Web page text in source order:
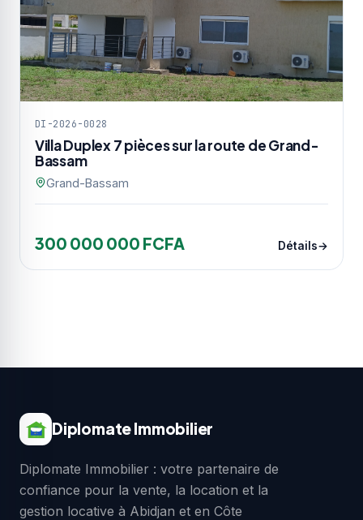
DI-2026-0028
Villa Duplex 7 pièces sur la route de Grand-
Bassam
Grand-Bassam
300 000 000 FCFA Détails
Diplomate Immobilier
Diplomate Immobilier : votre partenaire de
confiance pour la vente, la location et la
gestion locative à Abidjan et en Côte